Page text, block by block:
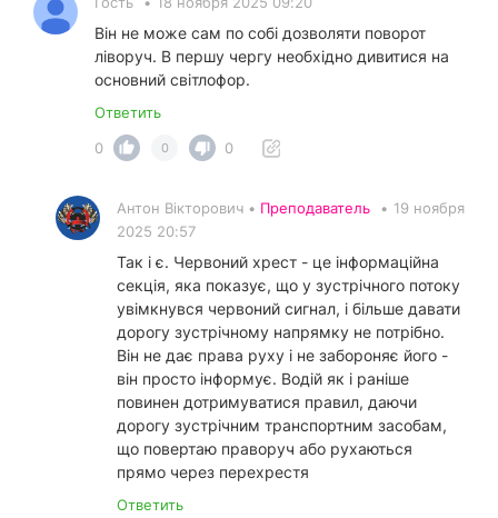
Він не може сам по собі дозволяти поворот
ліворуч. В першу чергу необхідно дивитися на
основний світлофор.
Ответить
0
0 0
Антон Вікторович • Преподаватель • 19 ноября
2025 20:57
Так і є. Червоний хрест - це інформаційна
секція, яка показує, що у зустрічного потоку
увімкнувся червоний сигнал, і більше давати
дорогу зустрічному напрямку не потрібно.
Він не дає права руху і не забороняє його -
він просто інформує. Водій як і раніше
повинен дотримуватися правил, даючи
дорогу зустрічним транспортним засобам,
що повертаю праворуч або рухаються
прямо через перехрестя
Ответить